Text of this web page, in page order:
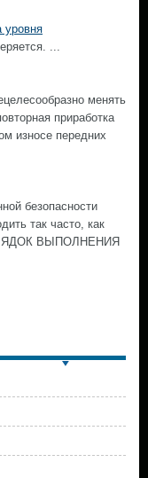
...
менять
приработка
износе передних
безопасности
так часто, как
ВЫПОЛНЕНИЯ